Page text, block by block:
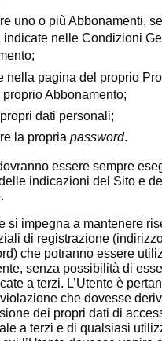
uno o più Abbonamenti,
indicate nelle Condizioni
nella pagina del proprio
proprio Abbonamento;
dati personali;
la propriapassword.
essere sempre
indicazioni del Sito e
si impegna a mantenere
di registrazione
che potranno essere
senza possibilità di
a terzi. L’Utente è
che dovesse
dei propri dati di
a terzi e di qualsiasi